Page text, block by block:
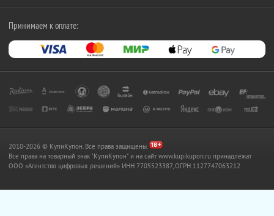
Принимаем к оплате:
2010-2026 © КупиКупон. Все права защищены.
Все права на товарный знак "КупиКупон" и на сайт www.kupikupon.ru принадлежат
OOO «Агентство цифровых решений» ИНН 7705523387, ОГРН 1127747063212